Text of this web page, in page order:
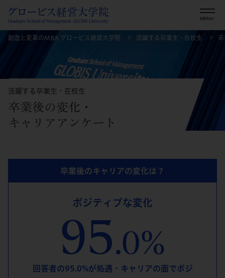
創造と変革のMBA グロービス経営大学院 活躍する卒業生・在校生
活躍する卒業生・在校生
卒業後の変化・
キャリアアンケート
卒業後のキャリアの変化は？
ポジティブな変化
95.0%
回答者の95.0%が処遇・キャリアの面でポジ